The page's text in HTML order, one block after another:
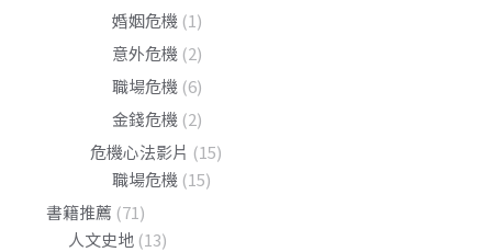
婚姻危機 (1)
意外危機 (2)
職場危機 (6)
金錢危機 (2)
危機心法影片 (15)
職場危機 (15)
書籍推薦 (71)
人文史地 (13)